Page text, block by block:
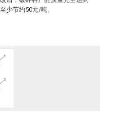
少节约50元/吨。